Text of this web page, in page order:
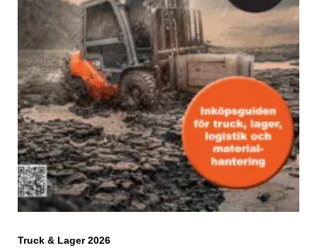
Truck & Lager 2026